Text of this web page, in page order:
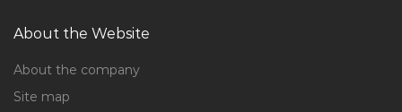
About the Website
About the company
Site map